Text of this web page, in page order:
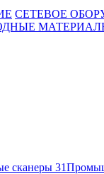
СЕТЕВОЕ
сканеры 31